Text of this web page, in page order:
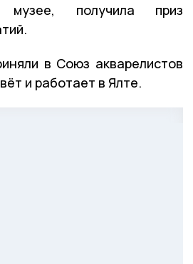
музее, получила приз
в Союз акварелистов
и работает в Ялте.